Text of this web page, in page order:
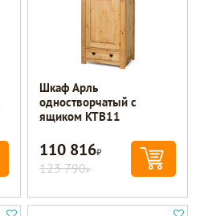
Шкаф Арль
одностворчатый с
ящиком KTB11
110 816Р
123 790Р